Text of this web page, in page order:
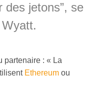
des jetons”, se
partenaire : « La
Ethereum ou